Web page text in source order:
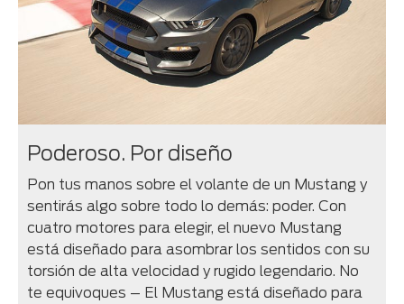
Poderoso. Por diseño
Pon tus manos sobre el volante de un Mustang y
sentirás algo sobre todo lo demás: poder. Con
cuatro motores para elegir, el nuevo Mustang
está diseñado para asombrar los sentidos con su
torsión de alta velocidad y rugido legendario. No
te equivoques – El Mustang está diseñado para